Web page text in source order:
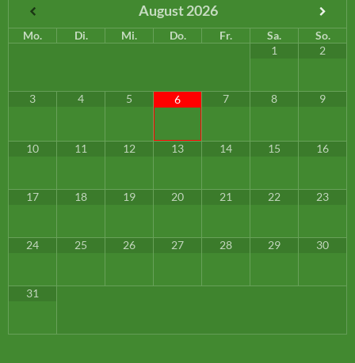
August 2026
Mo. Di. Mi. Do. Fr. Sa.
So.
1
2
3 4 5 6 7 8 9
10 11 12 13 14 15 16
17 18 19 20 21 22 23
24 25 26 27 28 29 30
31